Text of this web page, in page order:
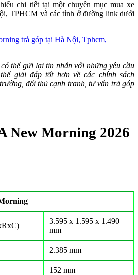
chi tiết tại một chuyên mục mua xe
TPHCM và các tỉnh ở đường link dưới
trả góp tại Hà Nội, Tphcm,
thể gửi lại tin nhắn với những yêu cầu
giải đáp tốt hơn về các chính sách
đối thủ cạnh tranh, tư vấn trả góp
New Morning 2026
3.595 x 1.595 x 1.490
mm
2.385 mm
152 mm